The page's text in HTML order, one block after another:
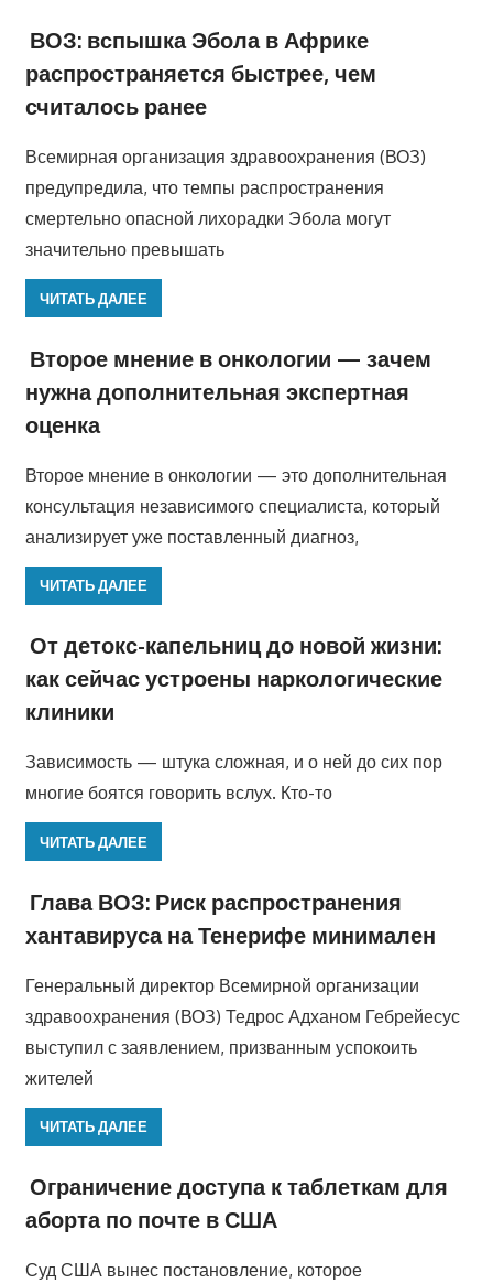
ВОЗ: вспышка Эбола в Африке
распространяется быстрее, чем
считалось ранее
Всемирная организация здравоохранения (ВОЗ)
предупредила, что темпы распространения
смертельно опасной лихорадки Эбола могут
значительно превышать
ЧИТАТЬ ДАЛЕЕ
Второе мнение в онкологии — зачем
нужна дополнительная экспертная
оценка
Второе мнение в онкологии — это дополнительная
консультация независимого специалиста, который
анализирует уже поставленный диагноз,
ЧИТАТЬ ДАЛЕЕ
От детокс-капельниц до новой жизни:
как сейчас устроены наркологические
клиники
Зависимость — штука сложная, и о ней до сих пор
многие боятся говорить вслух. Кто-то
ЧИТАТЬ ДАЛЕЕ
Глава ВОЗ: Риск распространения
хантавируса на Тенерифе минимален
Генеральный директор Всемирной организации
здравоохранения (ВОЗ) Тедрос Адханом Гебрейесус
выступил с заявлением, призванным успокоить
жителей
ЧИТАТЬ ДАЛЕЕ
Ограничение доступа к таблеткам для
аборта по почте в США
Суд США вынес постановление, которое